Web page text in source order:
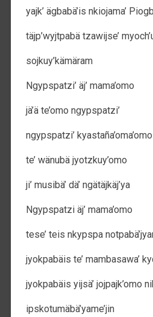
yajk’ ägbabä’is nkiojama’
täjp’wyjtpabä tzawijse’
sojkuy’kämäram
Ngypspatzi’ äj’ mama’omo
jä’ä te’omo ngypspatzi’
ngypspatzi’ kyastaña’oma’omo
te’ wänubä jyotzkuy’omo
ji’ musibä’ dä’ ngätäjkäj’ya
Ngypspatzi äj’ mama’omo
tese’ teis nkypspa
jyokpabäis te’ mambasawa’
jyokpabäis yijsä’ jojpajk’omo
ipskotumäbä’yame’jin